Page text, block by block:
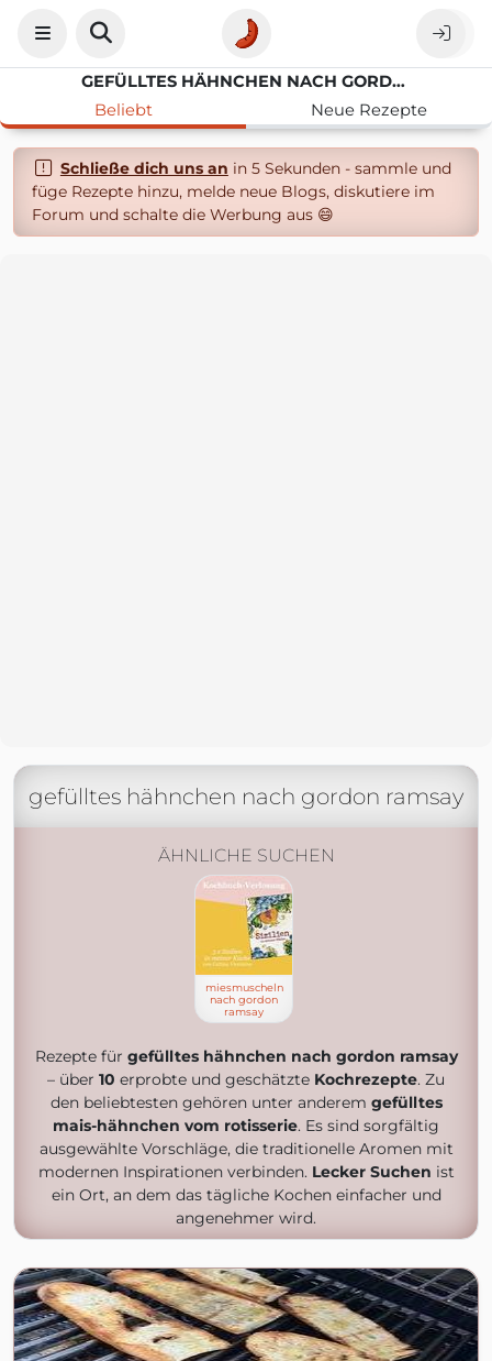
GEFÜLLTES HÄHNCHEN NACH GORDON RAMSAY
Beliebt
Neue Rezepte
Schließe dich uns an in 5 Sekunden - sammle und
füge Rezepte hinzu, melde neue Blogs, diskutiere im
Forum und schalte die Werbung aus 😄
gefülltes hähnchen nach gordon ramsay
ÄHNLICHE SUCHEN
miesmuscheln
nach gordon
ramsay
Rezepte für gefülltes hähnchen nach gordon ramsay
– über 10 erprobte und geschätzte Kochrezepte. Zu
den beliebtesten gehören unter anderem gefülltes
mais-hähnchen vom rotisserie. Es sind sorgfältig
ausgewählte Vorschläge, die traditionelle Aromen mit
modernen Inspirationen verbinden. Lecker Suchen ist
ein Ort, an dem das tägliche Kochen einfacher und
angenehmer wird.